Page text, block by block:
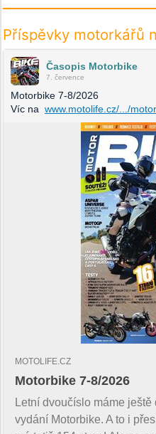
Příspěvky motorkářů
Časopis Motorbike
7. července
Motorbike 7-8/2026
Víc na www.motolife.cz/.../
MOTOLIFE.CZ
Motorbike 7-8/2026
Letní dvoučíslo máme
vydání Motorbike. A to i